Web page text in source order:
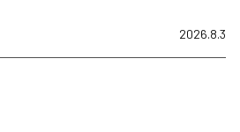
2026.8.3